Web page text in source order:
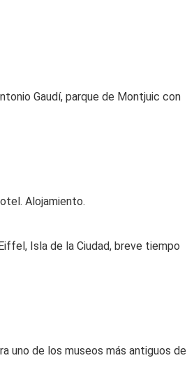
Gaudí, parque de Montjuic con
Alojamiento.
Isla de la Ciudad, breve tiempo
uno de los museos más antiguos de